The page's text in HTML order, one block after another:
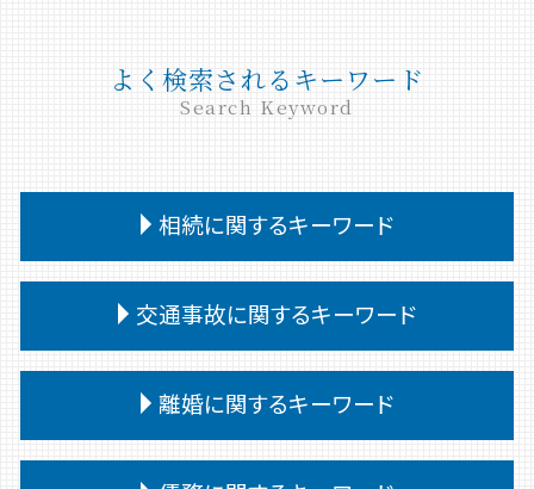
よく検索されるキーワード
Search Keyword
相続に関するキーワード
相続 遺言なし
相続放棄 手続き
相続放棄 デメリット
相続 遺言書がある場合
交通事故に関するキーワード
交通事故 相手 ごねる
交通事故 訴訟
離婚に関するキーワード